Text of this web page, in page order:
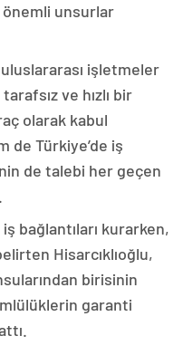
önemli unsurlar
uluslararası işletmeler
ve hızlı bir
olarak kabul
de Türkiye’de iş
de talebi her geçen
bağlantıları kurarken,
Hisarcıklıoğlu,
birisinin
garanti